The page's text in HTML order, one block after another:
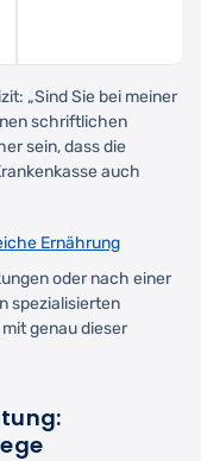
„Sind Sie bei meiner
schriftlichen
sein, dass die
auch
Ernährung
oder nach einer
spezialisierten
genau dieser